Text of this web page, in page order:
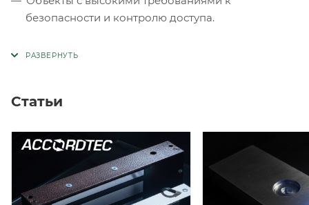
безопасности и контролю доступа.
Статьи